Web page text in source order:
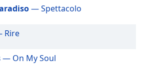
— Spettacolo
Rire
— On My Soul